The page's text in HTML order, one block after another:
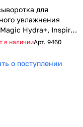
для
увлажнения
Hydra+, Inspira
Cosmetics
в наличииАрт. 9460
о поступлении